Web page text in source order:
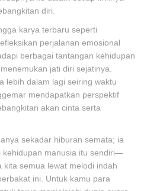
diri.
karya terbaru seperti
perjalanan emosional
berbagai tantangan kehidupan
jati diri sejatinya.
lebih dalam lagi seiring waktu
mendapatkan perspektif
akan cinta serta
sekadar hiburan semata; ia
kehidupan manusia itu sendiri—
semua lewat melodi indah
ini. Untuk kamu para